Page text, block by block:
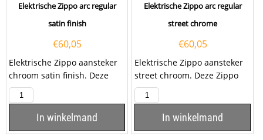
Elektrische Zippo arc regular
satin finish
€60,05
Elektrische Zippo aansteker
chroom satin finish. Deze
Zippo aansteker heeft een
mat chromen...
In winkelmand
Elektrische Zippo arc regular
street chrome
€60,05
Elektrische Zippo aansteker
street chroom. Deze Zippo
aansteker heeft een mat
chromen afwerking met...
In winkelmand